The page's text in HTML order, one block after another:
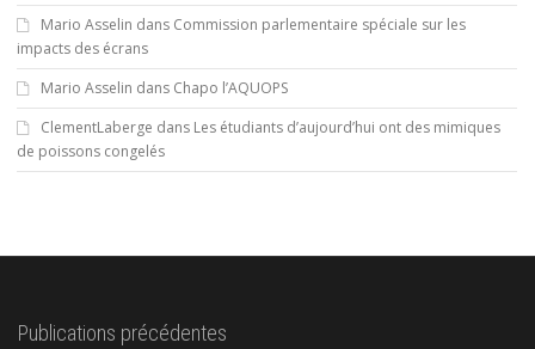
Mario Asselin dans Commission parlementaire spéciale sur les
impacts des écrans
Mario Asselin dans Chapo l’AQUOPS
ClementLaberge dans Les étudiants d’aujourd’hui ont des mimiques
de poissons congelés
Publications précédentes